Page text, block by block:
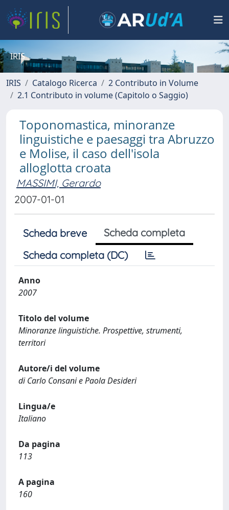
IRIS
IRIS Catalogo Ricerca
2 Contributo in Volume
2.1 Contributo in volume (Capitolo o Saggio)
Toponomastica, minoranze
linguistiche e paesaggi tra Abruzzo
e Molise, il caso dell'isola
alloglotta croata
MASSIMI, Gerardo
2007-01-01
Scheda breve
Scheda completa
Scheda completa (DC)
Anno
2007
Titolo del volume
Minoranze linguistiche. Prospettive, strumenti,
territori
Autore/i del volume
di Carlo Consani e Paola Desideri
Lingua/e
Italiano
Da pagina
113
A pagina
160